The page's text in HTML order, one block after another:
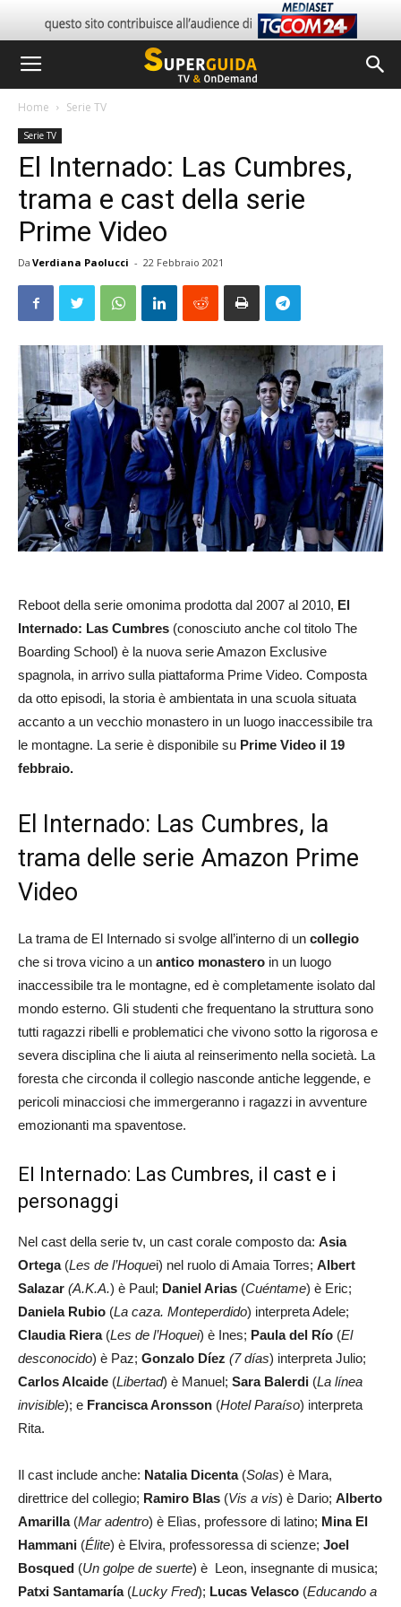
Home Serie TV
Serie TV
El Internado: Las Cumbres,
trama e cast della serie
Prime Video
Da Verdiana Paolucci - 22 Febbraio 2021
Reboot della serie omonima prodotta dal 2007 al 2010, El
Internado: Las Cumbres (conosciuto anche col titolo The
Boarding School) è la nuova serie Amazon Exclusive
spagnola, in arrivo sulla piattaforma Prime Video. Composta
da otto episodi, la storia è ambientata in una scuola situata
accanto a un vecchio monastero in un luogo inaccessibile tra
le montagne. La serie è disponibile su Prime Video il 19
febbraio.
El Internado: Las Cumbres, la
trama delle serie Amazon Prime
Video
La trama de El Internado si svolge all’interno di un collegio
che si trova vicino a un antico monastero in un luogo
inaccessibile tra le montagne, ed è completamente isolato dal
mondo esterno. Gli studenti che frequentano la struttura sono
tutti ragazzi ribelli e problematici che vivono sotto la rigorosa e
severa disciplina che li aiuta al reinserimento nella società. La
foresta che circonda il collegio nasconde antiche leggende, e
pericoli minacciosi che immergeranno i ragazzi in avventure
emozionanti ma spaventose.
El Internado: Las Cumbres, il cast e i
personaggi
Nel cast della serie tv, un cast corale composto da: Asia
Ortega(Les de l’Hoquei) nel ruolo di Amaia Torres; Albert
Salazar (A.K.A.) è Paul; Daniel Arias (Cuéntame) è Eric;
Daniela Rubio (La caza. Monteperdido) interpreta Adele;
Claudia Riera(Les de l’Hoquei) è Ines; Paula del Río (El
desconocido) è Paz; Gonzalo Díez (7 días) interpreta Julio;
Carlos Alcaide (Libertad) è Manuel; Sara Balerdi (La línea
invisible); e Francisca Aronsson (Hotel Paraíso) interpreta
Rita.
Il cast include anche: Natalia Dicenta(Solas) è Mara,
direttrice del collegio; Ramiro Blas (Vis a vis) è Dario; Alberto
Amarilla(Mar adentro) è Elìas, professore di latino; Mina El
Hammani (Élite) è Elvira, professoressa di scienze; Joel
Bosqued (Un golpe de suerte) è Leon, insegnante di musica;
Patxi Santamaría(Lucky Fred); Lucas Velasco (Educando a